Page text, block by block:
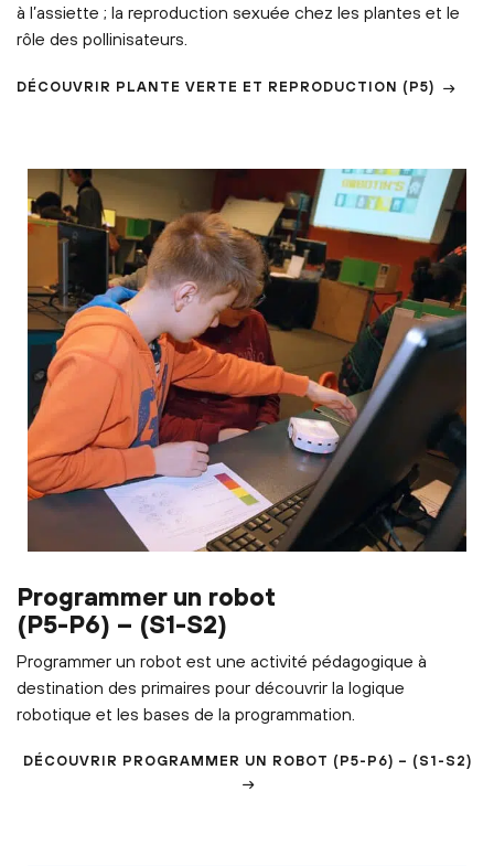
à l’assiette ; la reproduction sexuée chez les plantes et le
rôle des pollinisateurs.
DÉCOUVRIR PLANTE VERTE ET REPRODUCTION (P5)
Programmer un robot
(P5-P6) – (S1-S2)
Programmer un robot est une activité pédagogique à
destination des primaires pour découvrir la logique
robotique et les bases de la programmation.
DÉCOUVRIR PROGRAMMER UN ROBOT (P5-P6) – (S1-S2)